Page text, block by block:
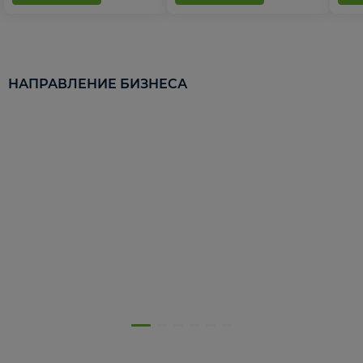
НАПРАВЛЕНИЕ БИЗНЕСА